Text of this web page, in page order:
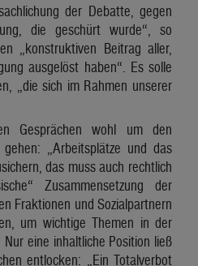
der Debatte, gegen
die geschürt wurde“, so
„konstruktiven Beitrag aller,
ausgelöst haben“. Es solle
„die sich im Rahmen unserer
Gesprächen wohl um den
„Arbeitsplätze und das
das muss auch rechtlich
Zusammensetzung der
Fraktionen und Sozialpartnern
um wichtige Themen in der
eine inhaltliche Position ließ
entlocken: „Ein Totalverbot